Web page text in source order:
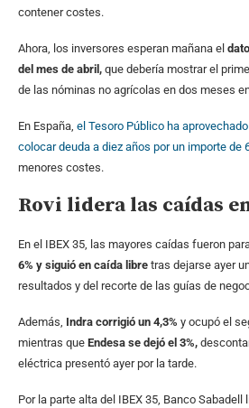
contener costes.
Ahora, los inversores esperan mañana el
del mes de abril, que debería mostrar el
de las nóminas no agrícolas en dos meses
En España, el Tesoro Público ha
colocar deuda a diez años por un importe de
menores costes.
Rovi lidera las caídas
En el IBEX 35, las mayores caídas fueron
6% y siguió en caída libre tras dejarse ayer
resultados y del recorte de las guías de
Además, Indra corrigió un 4,3% y ocupó el
mientras que Endesa se dejó el 3%,
eléctrica presentó ayer por la tarde.
Por la parte alta del IBEX 35, Banco Sabadell